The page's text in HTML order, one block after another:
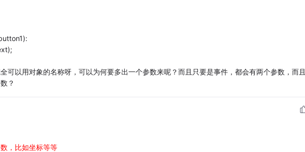
可以用对象的名称呀，可以为何要多出一个参数来呢？而且只要是事件，都会有两个参数，而且
？
，比如坐标等等